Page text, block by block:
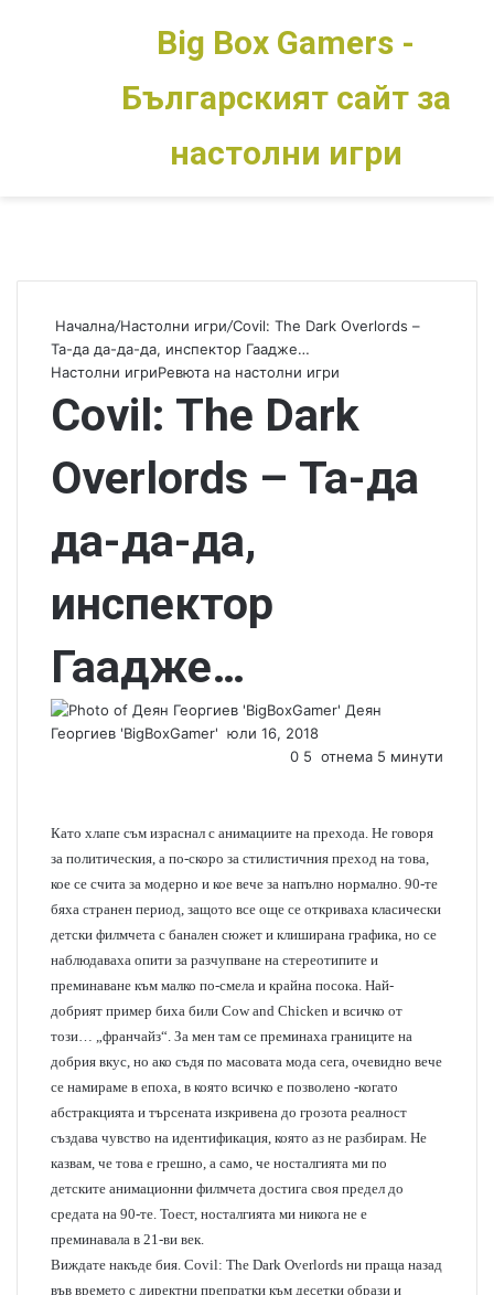
Switch skin
Big Box Gamers -
Българският сайт за
настолни игри
Начална/Настолни игри/Covil: The Dark Overlords –
Та-да да-да-да, инспектор Гаадже…
Настолни игриРевюта на настолни игри
Covil: The Dark
Overlords – Та-да
да-да-да,
инспектор
Гаадже…
Деян
Георгиев 'BigBoxGamer' S
a
i
l
юли 16, 2018
0 5 отнема 5 минути
Като хлапе съм израснал с анимациите на прехода. Не говоря
за политическия, а по-скоро за стилистичния преход на това,
кое се счита за модерно и кое вече за напълно нормално. 90-те
бяха странен период, защото все още се откриваха класически
детски филмчета с банален сюжет и клиширана графика, но се
наблюдаваха опити за разчупване на стереотипите и
преминаване към малко по-смела и крайна посока. Най-
добрият пример биха били Cow and Chicken и всичко от
този… „франчайз“. За мен там се преминаха границите на
добрия вкус, но ако съдя по масовата мода сега, очевидно вече
се намираме в епоха, в която всичко е позволено -когато
абстракцията и търсената изкривена до грозота реалност
създава чувство на идентификация, която аз не разбирам. Не
казвам, че това е грешно, а само, че носталгията ми по
детските анимационни филмчета достига своя предел до
средата на 90-те. Тоест, носталгията ми никога не е
преминавала в 21-ви век.
Виждате накъде бия. Covil: The Dark Overlords ни праща назад
във времето с директни препратки към десетки образи и